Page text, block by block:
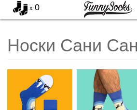
x 0
Носки Сани